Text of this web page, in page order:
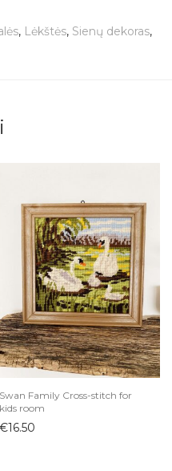
, Lėkštės, Sienų dekoras,
Swan Family Cross-stitch for
kids room
€16.50